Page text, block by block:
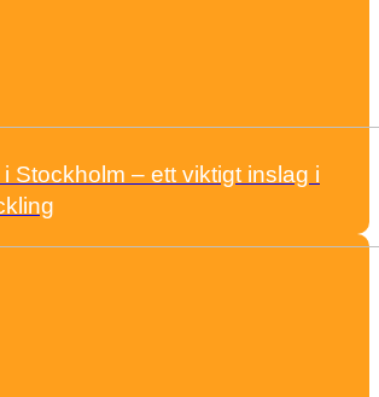
Stockholm – ett viktigt inslag i